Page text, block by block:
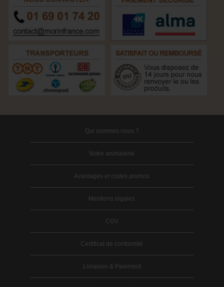
Qui sommes nous ?
Notre animalerie
Avantages et codes promos
Mentions légales
CGV
Certificat de conformité
Livraison & Paiement